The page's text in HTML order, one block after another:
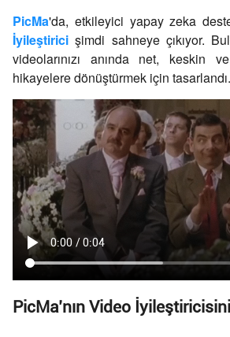
PicMa'da, etkileyici yapay zeka
İyileştirici şimdi sahneye çıkıyor.
videolarınızı anında net, keskin
hikayelere dönüştürmek için tasarlandı.
PicMa’nın Video